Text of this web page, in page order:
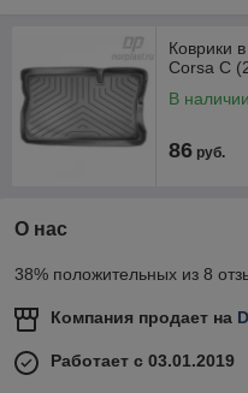
Коврики
Corsa C
В наличии
86 руб.
О нас
38% положительных из 8
Компания продает на
Работает с 03.01.2019